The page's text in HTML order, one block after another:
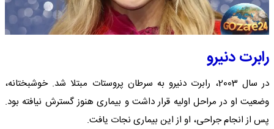
رابرت دنیرو
در سال 2003، رابرت دنیرو به سرطان پروستات مبتلا شد. خوشبختانه،
وضعیت او در مراحل اولیه قرار داشت و بیماری هنوز گسترش نیافته بود.
پس از انجام جراحی، او از این بیماری نجات یافت.